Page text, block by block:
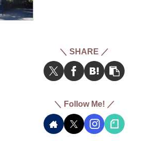
＼ SHARE ／
＼ Follow Me! ／